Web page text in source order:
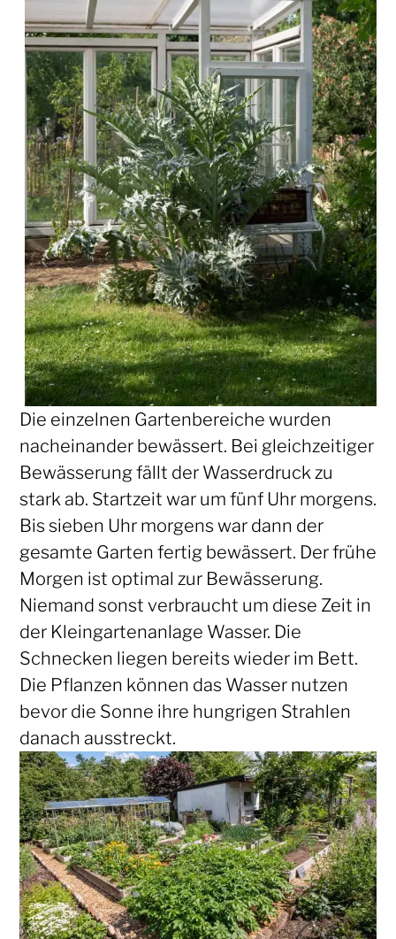
Die einzelnen Gartenbereiche wurden
nacheinander bewässert. Bei gleichzeitiger
Bewässerung fällt der Wasserdruck zu
stark ab. Startzeit war um fünf Uhr morgens.
Bis sieben Uhr morgens war dann der
gesamte Garten fertig bewässert. Der frühe
Morgen ist optimal zur Bewässerung.
Niemand sonst verbraucht um diese Zeit in
der Kleingartenanlage Wasser. Die
Schnecken liegen bereits wieder im Bett.
Die Pflanzen können das Wasser nutzen
bevor die Sonne ihre hungrigen Strahlen
danach ausstreckt.